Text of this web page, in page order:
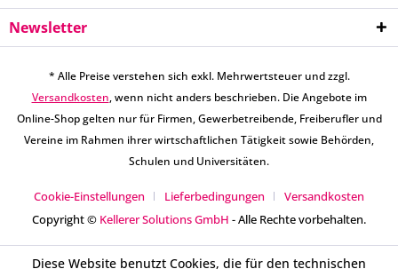
Newsletter
* Alle Preise verstehen sich exkl. Mehrwertsteuer und zzgl.
Versandkosten, wenn nicht anders beschrieben. Die Angebote im
Online-Shop gelten nur für Firmen, Gewerbetreibende, Freiberufler und
Vereine im Rahmen ihrer wirtschaftlichen Tätigkeit sowie Behörden,
Schulen und Universitäten.
Cookie-Einstellungen Lieferbedingungen
Versandkosten
Copyright © Kellerer Solutions GmbH - Alle Rechte vorbehalten.
Diese Website benutzt Cookies, die für den technischen